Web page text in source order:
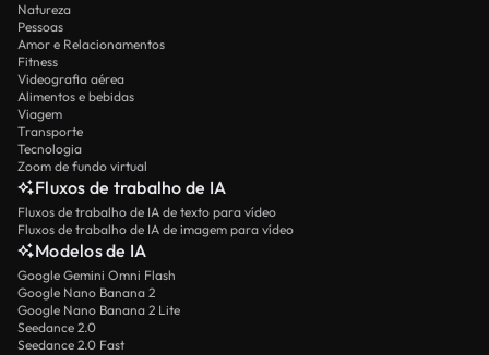
Natureza
Pessoas
Amor e Relacionamentos
Fitness
Videografia aérea
Alimentos e bebidas
Viagem
Transporte
Tecnologia
Zoom de fundo virtual
Fluxos de trabalho de IA
Fluxos de trabalho de IA de texto para vídeo
Fluxos de trabalho de IA de imagem para vídeo
Modelos de IA
Google Gemini Omni Flash
Google Nano Banana 2
Google Nano Banana 2 Lite
Seedance 2.0
Seedance 2.0 Fast